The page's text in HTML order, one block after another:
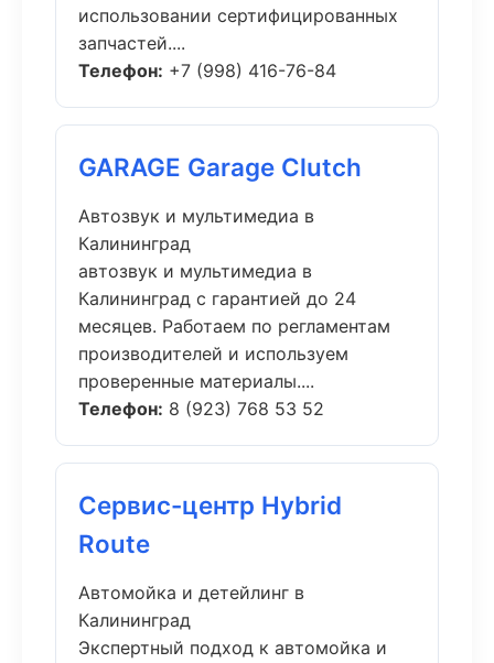
использовании сертифицированных
запчастей....
Телефон: +7 (998) 416-76-84
GARAGE Garage Clutch
Автозвук и мультимедиа в
Калининград
автозвук и мультимедиа в
Калининград с гарантией до 24
месяцев. Работаем по регламентам
производителей и используем
проверенные материалы....
Телефон: 8 (923) 768 53 52
Сервис-центр Hybrid
Route
Автомойка и детейлинг в
Калининград
Экспертный подход к автомойка и